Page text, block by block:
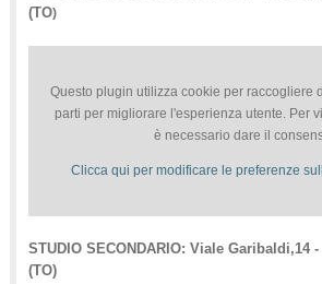
(TO)
Questo plugin utilizza cookie per raccogliere
parti per migliorare l'esperienza utente. Per
è necessario dare il
Clicca qui per modificare le preferenze
STUDIO SECONDARIO: Viale Garibaldi,14
(TO)